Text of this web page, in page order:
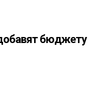
бюджету